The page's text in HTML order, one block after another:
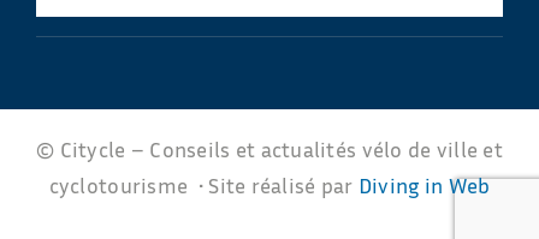
© Citycle – Conseils et actualités vélo de ville et
cyclotourisme • Site réalisé par Diving in Web